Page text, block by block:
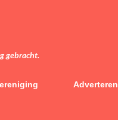
gebracht.
Adverteren